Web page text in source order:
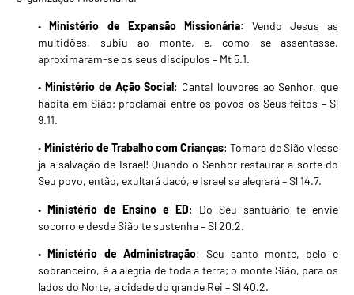
•Ministério de Expansão Missionária: Vendo Jesus as
multidões, subiu ao monte, e, como se assentasse,
aproximaram-se os seus discípulos – Mt 5.1.
•Ministério de Ação Social: Cantai louvores ao Senhor, que
habita em Sião; proclamai entre os povos os Seus feitos – Sl
9.11.
• Ministério de Trabalho com Crianças: Tomara de Sião viesse
já a salvação de Israel! Quando o Senhor restaurar a sorte do
Seu povo, então, exultará Jacó, e Israel se alegrará – Sl 14.7.
•Ministério de Ensino e ED: Do Seu santuário te envie
socorro e desde Sião te sustenha – Sl 20.2.
•Ministério de Administração: Seu santo monte, belo e
sobranceiro, é a alegria de toda a terra; o monte Sião, para os
lados do Norte, a cidade do grande Rei – Sl 40.2.